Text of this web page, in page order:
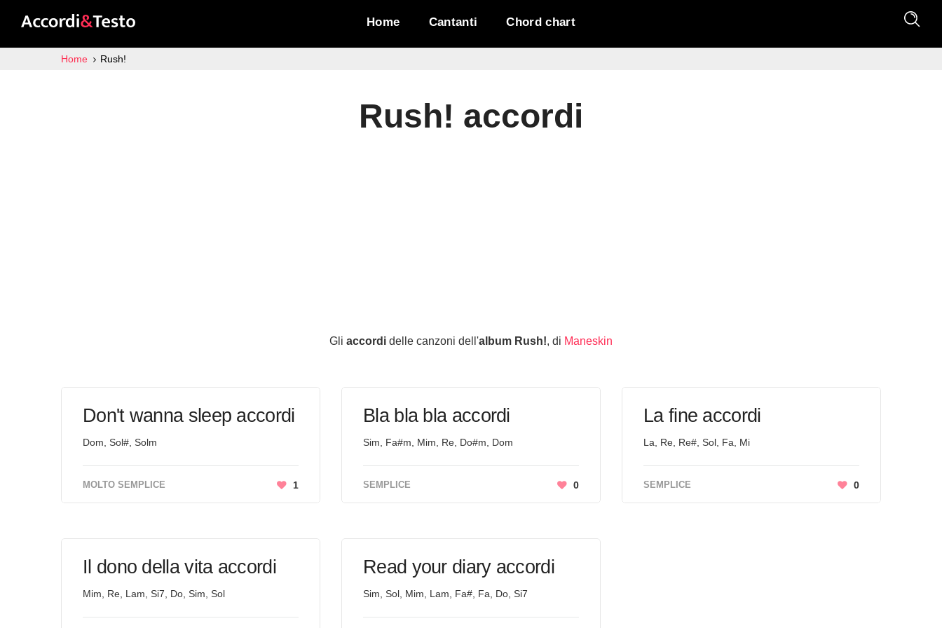
Home Cantanti Chord chart
Home Rush!
Rush! accordi
Gli accordi delle canzoni dell'album Rush!, di Maneskin
Don't wanna sleep accordi
Dom, Sol#, Solm
MOLTO SEMPLICE 1
Bla bla bla accordi
Sim, Fa#m, Mim, Re, Do#m, Dom
SEMPLICE 0
La fine accordi
La, Re, Re#, Sol, Fa, Mi
SEMPLICE 0
Il dono della vita accordi
Mim, Re, Lam, Si7, Do, Sim, Sol
Read your diary accordi
Sim, Sol, Mim, Lam, Fa#, Fa, Do, Si7